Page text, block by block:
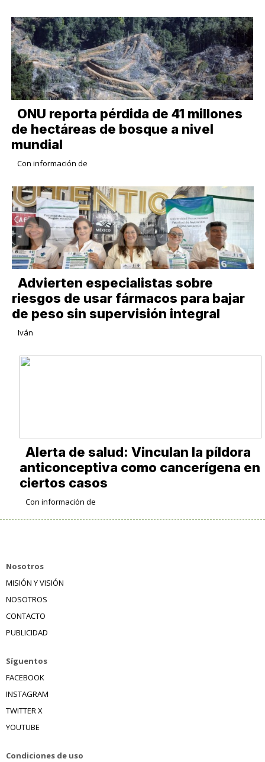
ONU reporta pérdida de 41 millones
de hectáreas de bosque a nivel
mundial
Con información de
Advierten especialistas sobre
riesgos de usar fármacos para bajar
de peso sin supervisión integral
Iván
Alerta de salud: Vinculan la píldora
anticonceptiva como cancerígena en
ciertos casos
Con información de
Nosotros
MISIÓN Y VISIÓN
NOSOTROS
CONTACTO
PUBLICIDAD
Síguentos
FACEBOOK
INSTAGRAM
TWITTER X
YOUTUBE
Condiciones de uso